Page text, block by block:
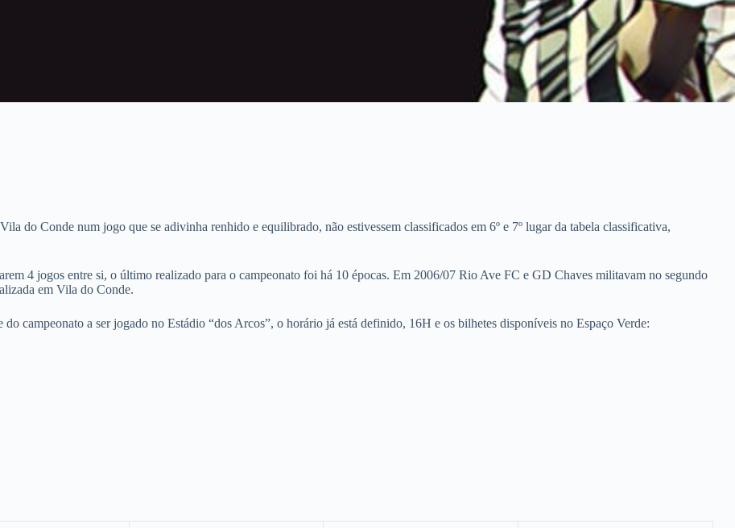
do Conde num jogo que se adivinha renhido e equilibrado, não estivessem classificados em 6º e 7º lugar da tabela classificativa,
4 jogos entre si, o último realizado para o campeonato foi há 10 épocas. Em 2006/07 Rio Ave FC e GD Chaves militavam no segundo
em Vila do Conde.
campeonato a ser jogado no Estádio “dos Arcos”, o horário já está definido, 16H e os bilhetes disponíveis no Espaço Verde: